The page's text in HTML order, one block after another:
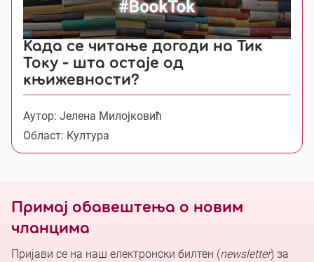
Када се читање догоди на Тик
Току - шта остаје од
књижевности?
Аутор: Јелена Милојковић
Област: Култура
Примај обавештења о новим
чланцима
Пријави се на наш електронски билтен (newsletter) за